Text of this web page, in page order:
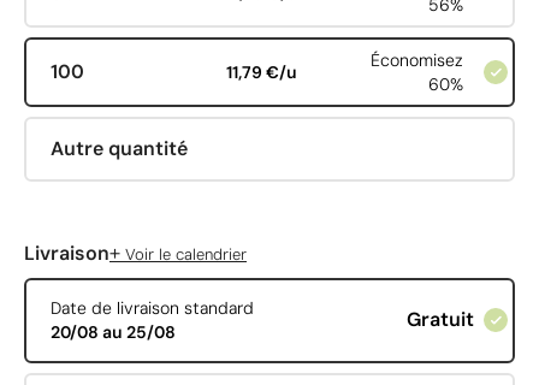
56%
100 11,79 €/u
Économisez
60%
Autre quantité
Livraison+ Voir le calendrier
Date de livraison standard
20/08 au 25/08
Gratuit